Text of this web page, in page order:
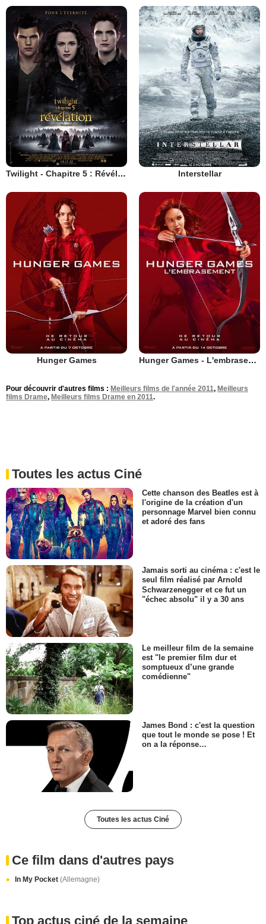
Twilight - Chapitre 5 : Révélation 2e partie Interstellar
Hunger Games Hunger Games - L'embrasement
Pour découvrir d'autres films : Meilleurs films de l'année 2011, Meilleurs
films Drame, Meilleurs films Drame en 2011.
Toutes les actus Ciné
Cette chanson des Beatles est à
l'origine de la création d'un
personnage Marvel bien connu
et adoré des fans
Jamais sorti au cinéma : c'est le
seul film réalisé par Arnold
Schwarzenegger et ce fut un
"échec absolu" il y a 30 ans
Le meilleur film de la semaine
est "le premier film dur et
somptueux d’une grande
comédienne"
James Bond : c'est la question
que tout le monde se pose ! Et
on a la réponse…
Toutes les actus Ciné
Ce film dans d'autres pays
In My Pocket (Allemagne)
Top actus ciné de la semaine